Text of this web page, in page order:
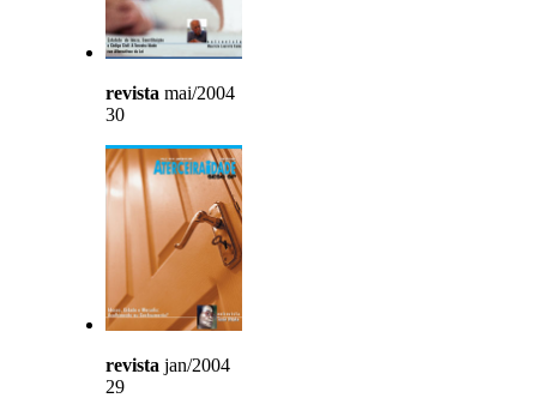
revista mai/2004
30
revista jan/2004
29